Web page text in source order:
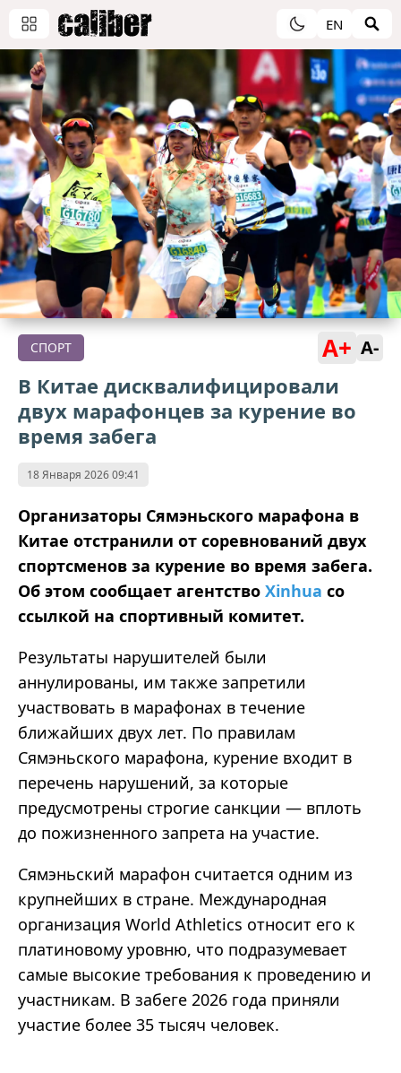
EN
СПОРТ A+ A-
В Китае дисквалифицировали
двух марафонцев за курение во
время забега
18 Января 2026 09:41
Организаторы Сямэньского марафона в
Китае отстранили от соревнований двух
спортсменов за курение во время забега.
Об этом сообщает агентство Xinhua со
ссылкой на спортивный комитет.
Результаты нарушителей были
аннулированы, им также запретили
участвовать в марафонах в течение
ближайших двух лет. По правилам
Сямэньского марафона, курение входит в
перечень нарушений, за которые
предусмотрены строгие санкции — вплоть
до пожизненного запрета на участие.
Сямэньский марафон считается одним из
крупнейших в стране. Международная
организация World Athletics относит его к
платиновому уровню, что подразумевает
самые высокие требования к проведению и
участникам. В забеге 2026 года приняли
участие более 35 тысяч человек.